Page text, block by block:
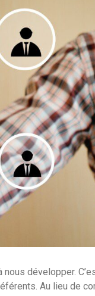
développer.
Au lieu de